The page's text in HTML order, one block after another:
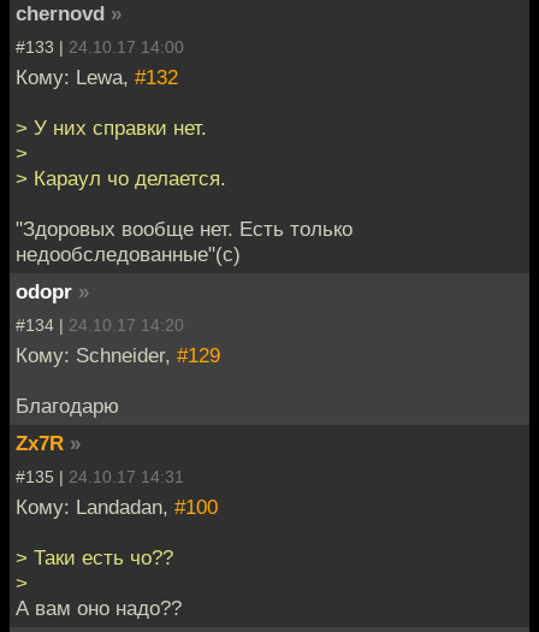
chernovd »
#133 | 24.10.17 14:00
Кому: Lewa, #132
> У них справки нет.
>
> Караул чо делается.
"Здоровых вообще нет. Есть только
недообследованные"(с)
odopr »
#134 | 24.10.17 14:20
Кому: Schneider, #129
Благодарю
Zx7R »
#135 | 24.10.17 14:31
Кому: Landadan, #100
> Таки есть чо??
>
А вам оно надо??